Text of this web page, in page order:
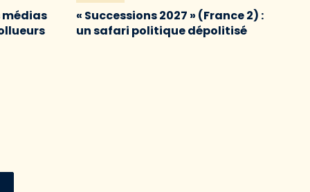
médias
« Successions 2027 » (France 2) :
un safari politique dépolitisé